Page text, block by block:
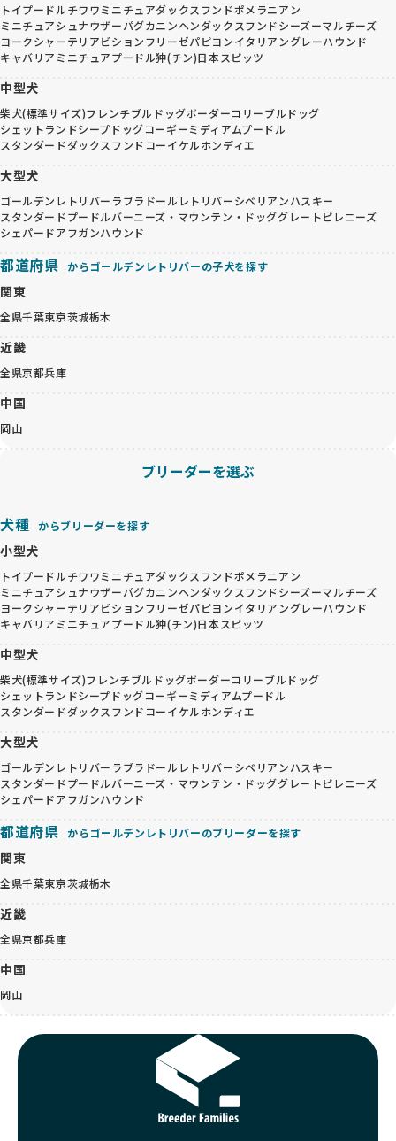
トイプードルチワワミニチュアダックスフンドポメラニアン
ミニチュアシュナウザーパグカニンヘンダックスフンドシーズーマルチーズ
ヨークシャーテリアビションフリーゼパピヨンイタリアングレーハウンド
キャバリア ミニチュアプードル狆(チン)日本スピッツ
中型犬
柴犬(標準サイズ)フレンチブルドッグボーダーコリーブルドッグ
シェットランドシープドッグコーギーミディアムプードル
スタンダードダックスフンドコーイケルホンディエ
大型犬
ゴールデンレトリバー ラブラドールレトリバーシベリアンハスキー
スタンダードプードルバーニーズ・マウンテン・ドッググレートピレニーズ
シェパードアフガンハウンド
都道府県 からゴールデンレトリバーの子犬を探す
関東
全県千葉東京茨城栃木
近畿
全県京都兵庫
中国
岡山
ブリーダーを選ぶ
犬種 からブリーダーを探す
小型犬
トイプードルチワワミニチュアダックスフンドポメラニアン
ミニチュアシュナウザーパグカニンヘンダックスフンドシーズーマルチーズ
ヨークシャーテリアビションフリーゼパピヨンイタリアングレーハウンド
キャバリア ミニチュアプードル狆(チン)日本スピッツ
中型犬
柴犬(標準サイズ)フレンチブルドッグボーダーコリーブルドッグ
シェットランドシープドッグコーギーミディアムプードル
スタンダードダックスフンドコーイケルホンディエ
大型犬
ゴールデンレトリバー ラブラドールレトリバーシベリアンハスキー
スタンダードプードルバーニーズ・マウンテン・ドッググレートピレニーズ
シェパードアフガンハウンド
都道府県 からゴールデンレトリバーのブリーダーを探す
関東
全県千葉東京茨城栃木
近畿
全県京都兵庫
中国
岡山